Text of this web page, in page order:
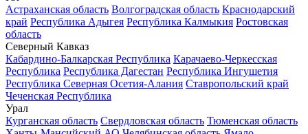
Астраханская область Волгоградская область Краснодарский
край Республика Адыгея Республика Калмыкия Ростовская
область
Северный Кавказ
Кабардино-Балкарская Республика Карачаево-Черкесская
Республика Республика Дагестан Республика Ингушетия
Республика Северная Осетия-Алания Ставропольский край
Чеченская Республика
Урал
Курганская область Свердловская область Тюменская область